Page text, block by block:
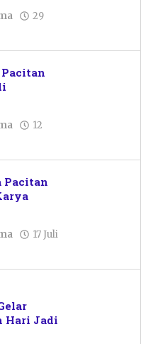
29
12
Pacitan
17 Juli
Hari Jadi